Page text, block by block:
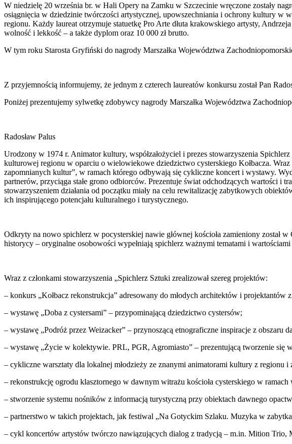
W niedzielę 20 września br. w Hali Opery na Zamku w Szczecinie wręczone zostały
osiągnięcia w dziedzinie twórczości artystycznej, upowszechniania i ochrony kultury w
regionu. Każdy laureat otrzymuje statuetkę Pro Arte dłuta krakowskiego artysty,
wolność i lekkość – a także dyplom oraz 10 000 zł brutto.
W tym roku Starosta Gryfiński do nagrody Marszałka Województwa
Z przyjemnością informujemy, że jednym z czterech laureatów konkursu został Pan
Poniżej prezentujemy sylwetkę zdobywcy nagrody Marszałka Województwa
Radosław Palus
Urodzony w 1974 r. Animator kultury, współzałożyciel i prezes stowarzyszenia
kulturowej regionu w oparciu o wielowiekowe dziedzictwo cysterskiego Kołbacza.
zapomnianych kultur”, w ramach którego odbywają się cykliczne koncert i wystawy.
partnerów, przyciąga stałe grono odbiorców. Prezentuje świat odchodzących wartości i
stowarzyszeniem działania od początku miały na celu rewitalizację zabytkowych
ich inspirującego potencjału kulturalnego i turystycznego.
Odkryty na nowo spichlerz w pocysterskiej nawie głównej kościoła zamieniony został
historycy – oryginalne osobowości wypełniają spichlerz ważnymi tematami i
Wraz z członkami stowarzyszenia „Spichlerz Sztuki zrealizował szereg projektów:
– konkurs „Kołbacz rekonstrukcja” adresowany do młodych architektów i
– wystawę „Doba z cystersami” – przypominającą dziedzictwo cystersów;
– wystawę „Podróż przez Weizacker” – przynoszącą etnograficzne inspiracje z obszaru
– wystawę „Życie w kolektywie. PRL, PGR, Agromiasto” – prezentującą tworzenie się
– cykliczne warsztaty dla lokalnej młodzieży ze znanymi animatorami kultury z regionu
– rekonstrukcję ogrodu klasztornego w dawnym witrażu kościoła cysterskiego w
– stworzenie systemu nośników z informacją turystyczną przy obiektach dawnego
– partnerstwo w takich projektach, jak festiwal „Na Gotyckim Szlaku. Muzyka w
– cykl koncertów artystów twórczo nawiązujących dialog z tradycją – m.in. Mition Trio,